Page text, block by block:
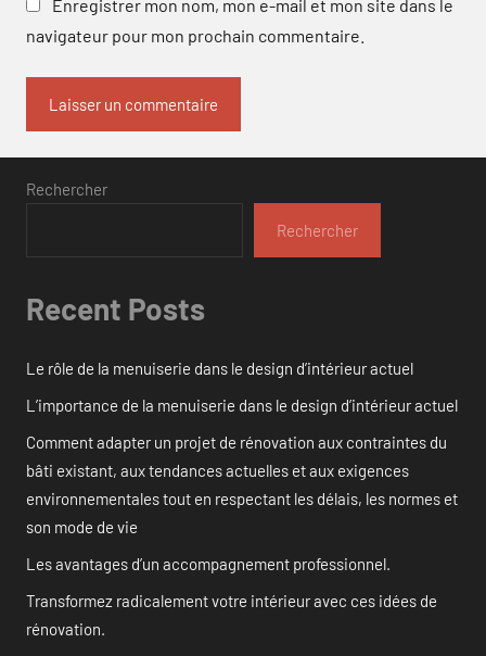
Enregistrer mon nom, mon e-mail et mon site dans le
navigateur pour mon prochain commentaire.
Rechercher
Rechercher
Recent Posts
Le rôle de la menuiserie dans le design d’intérieur actuel
L’importance de la menuiserie dans le design d’intérieur actuel
Comment adapter un projet de rénovation aux contraintes du
bâti existant, aux tendances actuelles et aux exigences
environnementales tout en respectant les délais, les normes et
son mode de vie
Les avantages d’un accompagnement professionnel.
Transformez radicalement votre intérieur avec ces idées de
rénovation.